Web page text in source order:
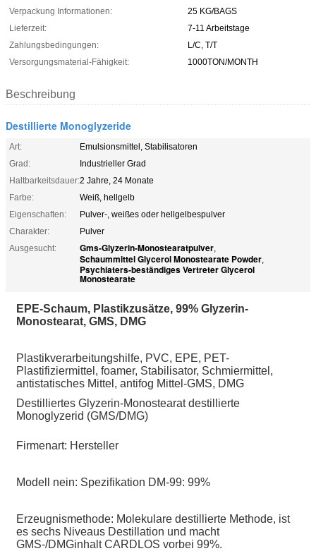
Verpackung Informationen:
25 KG/BAGS
Lieferzeit:
7-11 Arbeitstage
Zahlungsbedingungen:
L/C, T/T
Versorgungsmaterial-Fähigkeit:
1000TON/MONTH
Beschreibung
Destillierte Monoglyzeride
Art:
Emulsionsmittel, Stabilisatoren
Grad:
Industrieller Grad
Haltbarkeitsdauer:2 Jahre, 24 Monate
Farbe:
Weiß, hellgelb
Eigenschaften:
Pulver-, weißes oder hellgelbespulver
Charakter:
Pulver
Ausgesucht:
Gms-Glyzerin-Monostearatpulver,
Schaummittel Glycerol Monostearate Powder,
Psychiaters-beständiges Vertreter Glycerol
Monostearate
EPE-Schaum, Plastikzusätze, 99% Glyzerin-
Monostearat, GMS, DMG
Plastikverarbeitungshilfe, PVC, EPE, PET-
Plastifiziermittel, foamer, Stabilisator, Schmiermittel,
antistatisches Mittel, antifog Mittel-GMS, DMG
Destilliertes Glyzerin-Monostearat destillierte
Monoglyzerid (GMS/DMG)
Firmenart: Hersteller
Modell nein: Spezifikation DM-99: 99%
Erzeugnismethode: Molekulare destillierte Methode, ist
es sechs Niveaus Destillation und macht
GMS-/DMGinhalt CARDLOS vorbei 99%.